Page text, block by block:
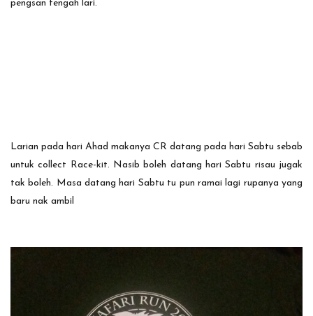
pengsan tengah lari.
Larian pada hari Ahad makanya CR datang pada hari Sabtu sebab
untuk collect Race-kit. Nasib boleh datang hari Sabtu risau jugak
tak boleh. Masa datang hari Sabtu tu pun ramai lagi rupanya yang
baru nak ambil